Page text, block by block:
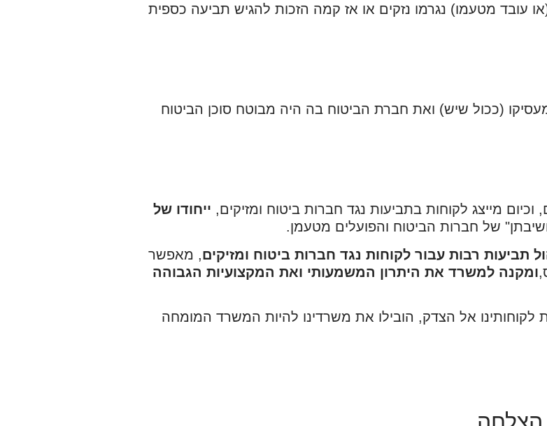
עובד מטעמו) נגרמו נזקים או אז קמה הזכות להגיש תביעה כספית
(ככול שיש) ואת חברת הביטוח בה היה מבוטח סוכן הביטוח
מייצג לקוחות בתביעות נגד חברות ביטוח ומזיקים, ייחודו של
של חברות הביטוח והפועלים מטעמן.
תביעות רבות עבור לקוחות נגד חברות ביטוח ומזיקים, מאפשר
ומקנה למשרד את היתרון המשמעותי ואת המקצועיות הגבוהה
לקוחותינו אל הצדק, הובילו את משרדינו להיות המשרד המומחה